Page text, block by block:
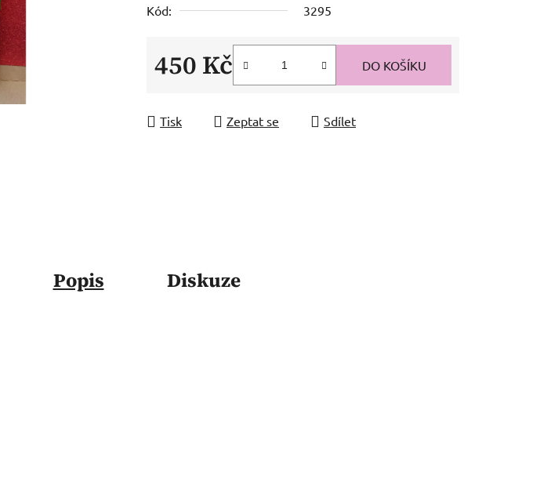
Kód:
3295
450 Kč DO KOŠÍKU
Tisk Zeptat se Sdílet
Popis Diskuze